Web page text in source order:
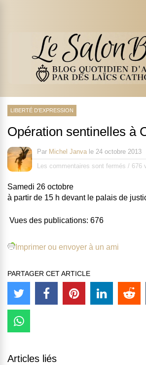
LIBERTÉ D'EXPRESSION
Opération sentinelles à
Par Michel Janva le 24 octobre 2013
Les commentaires sont fermés / 676
Samedi 26 octobre
à partir de 15 h devant le palais de
Vues des publications: 676
Imprimer ou envoyer à un ami
PARTAGER CET ARTICLE
Articles liés